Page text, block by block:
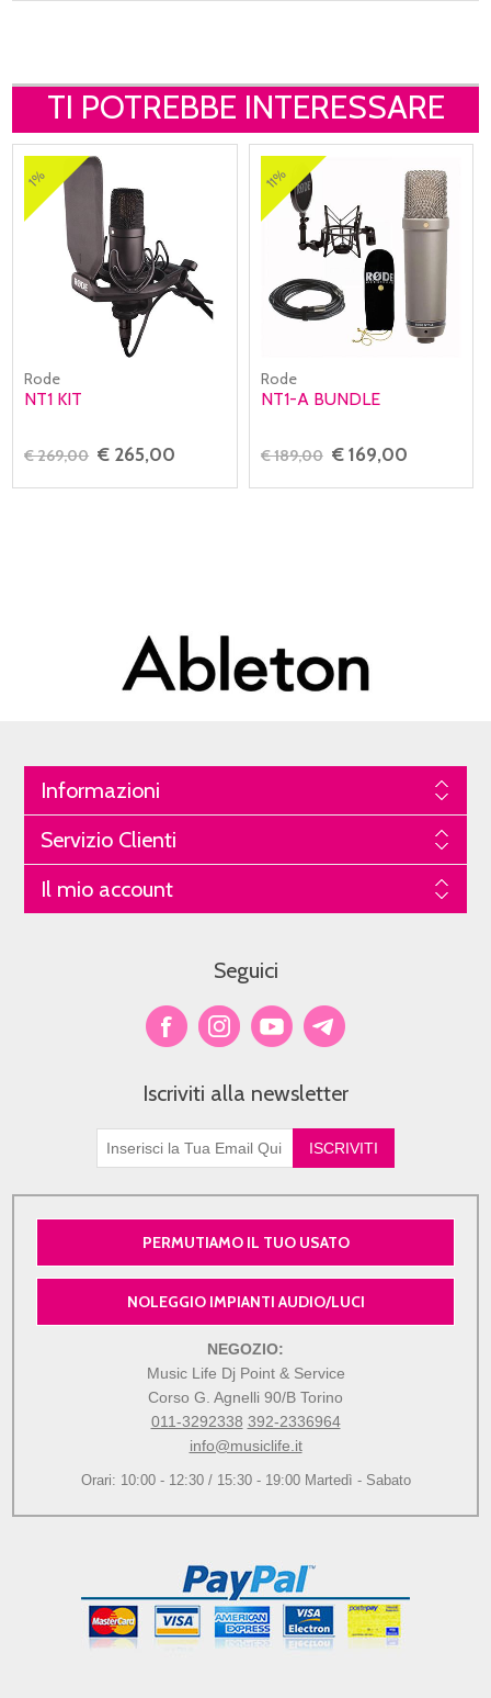
TI POTREBBE INTERESSARE
1%
Rode
NT1 KIT
€ 269,00 € 265,00
11%
Rode
NT1-A BUNDLE
€ 189,00 € 169,00
Informazioni
Servizio Clienti
Il mio account
Seguici
Iscriviti alla newsletter
PERMUTIAMO IL TUO USATO
NOLEGGIO IMPIANTI AUDIO/LUCI
NEGOZIO:
Music Life Dj Point & Service
Corso G. Agnelli 90/B Torino
011-3292338 392-2336964
info@musiclife.it
Orari: 10:00 - 12:30 / 15:30 - 19:00 Martedì - Sabato